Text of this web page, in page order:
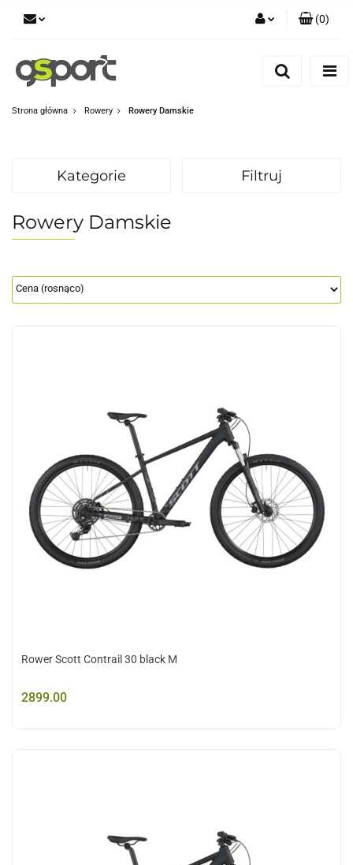
Dodaj zgłoszenie
(0)
Strona główna Rowery Rowery Damskie
Kategorie Filtruj
Rowery Damskie
Rower Scott Contrail 30 black M
2899.00